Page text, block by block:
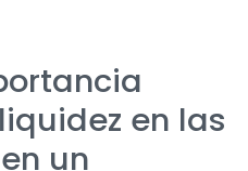
en las
un